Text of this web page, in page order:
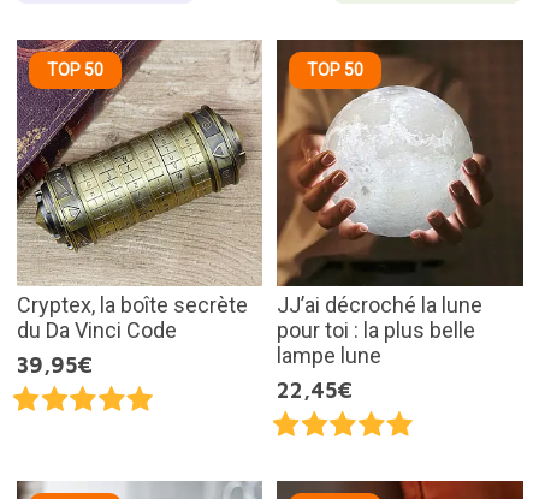
TOP 50
Cryptex, la boîte secrète
du Da Vinci Code
39,95€
TOP 50
JJ’ai décroché la lune
pour toi : la plus belle
lampe lune
22,45€